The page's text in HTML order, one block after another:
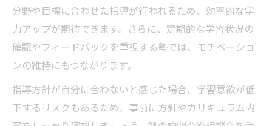
分野や目標に合わせた指導が行われるため、効率的な学
力アップが期待できます。さらに、定期的な学習状況の
確認やフィードバックを重視する塾では、モチベーショ
ンの維持にもつながります。
指導方針が自分に合わないと感じた場合、学習意欲が低
下するリスクもあるため、事前に方針やカリキュラム内